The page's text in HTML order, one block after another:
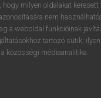
milyen oldalakat keresett
nem
a weboldal funkcióinak
tartozó sütik;
közösségi médiaanalitika.
j k l é
n m , .